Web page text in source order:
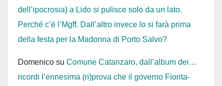
dell’ipocrosia) a Lido si pulisce solo da un lato.
Perché c’è l’Mgff. Dall’altro invece lo si farà prima
della festa per la Madonna di Porto Salvo?
Domenico su Comune Catanzaro, dall’album dei…
ricordi l’ennesima (ri)prova che il governo Fiorita-